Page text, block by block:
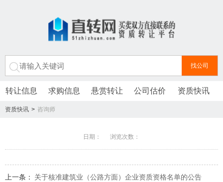
转让信息 求购信息 悬赏转让 公司估价 资质快讯
资质快讯 > 咨询师
日期： 浏览次数：
上一条：
关于核准建筑业（公路方面）企业资质资格名单的公告